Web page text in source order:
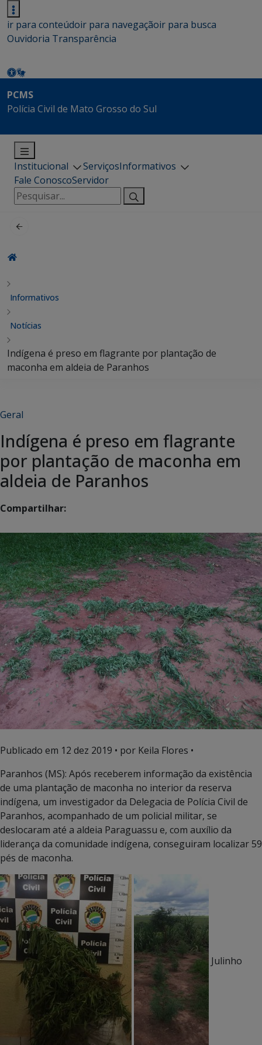
ir para conteúdoir para navegaçãoir para busca
Ouvidoria Transparência
PCMS
Polícia Civil de Mato Grosso do Sul
Institucional ServiçosInformativos
Fale ConoscoServidor
Pesquisar
por:
Informativos
Notícias
Indígena é preso em flagrante por plantação de
maconha em aldeia de Paranhos
Geral
Indígena é preso em flagrante
por plantação de maconha em
aldeia de Paranhos
Compartilhar:
Publicado em 12 dez 2019 • por Keila Flores •
Paranhos (MS): Após receberem informação da existência
de uma plantação de maconha no interior da reserva
indígena, um investigador da Delegacia de Polícia Civil de
Paranhos, acompanhado de um policial militar, se
deslocaram até a aldeia Paraguassu e, com auxílio da
liderança da comunidade indígena, conseguiram localizar 59
pés de maconha.
Julinho